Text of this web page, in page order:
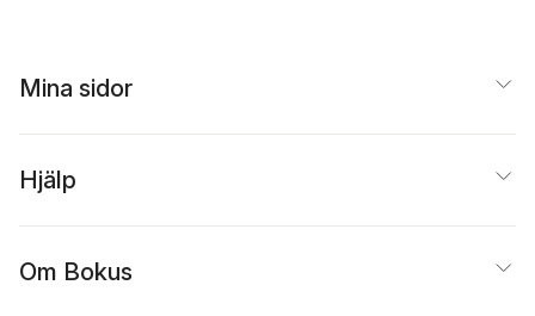
Mina sidor
Hjälp
Om Bokus